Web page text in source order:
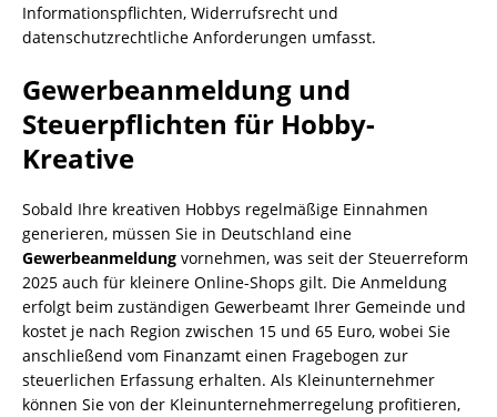
Informationspflichten, Widerrufsrecht und
datenschutzrechtliche Anforderungen umfasst.
Gewerbeanmeldung und
Steuerpflichten für Hobby-
Kreative
Sobald Ihre kreativen Hobbys regelmäßige Einnahmen
generieren, müssen Sie in Deutschland eine
Gewerbeanmeldung vornehmen, was seit der Steuerreform
2025 auch für kleinere Online-Shops gilt. Die Anmeldung
erfolgt beim zuständigen Gewerbeamt Ihrer Gemeinde und
kostet je nach Region zwischen 15 und 65 Euro, wobei Sie
anschließend vom Finanzamt einen Fragebogen zur
steuerlichen Erfassung erhalten. Als Kleinunternehmer
können Sie von der Kleinunternehmerregelung profitieren,